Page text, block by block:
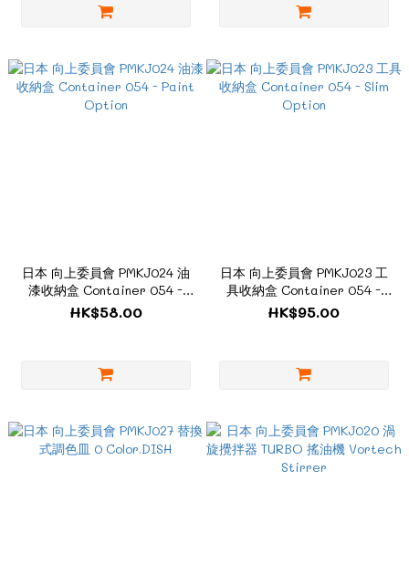
日本 向上委員會 PMKJ024 油
漆收納盒 Container 054 -
Paint Option
HK$58.00
日本 向上委員會 PMKJ023 工
具收納盒 Container 054 -
Slim Option
HK$95.00